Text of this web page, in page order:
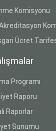
Komisyonu
Ücret
Programı
Raporu
Raporlar
Sunumu